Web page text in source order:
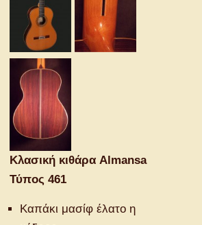
Κλασική κιθάρα Almansa
Τύπος 461
Καπάκι μασίφ έλατο η